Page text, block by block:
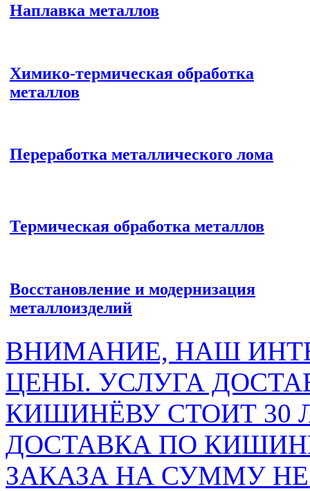
Наплавка металлов
Химико-термическая обработка
металлов
Переработка металлического лома
Термическая обработка металлов
Восстановление и модернизация
металлоизделий
ВНИМАНИЕ, НАШ
ЦЕНЫ. УСЛУГА
КИШИНЁВУ СТОИТ 30
ДОСТАВКА ПО
ЗАКАЗА НА СУММУ НЕ